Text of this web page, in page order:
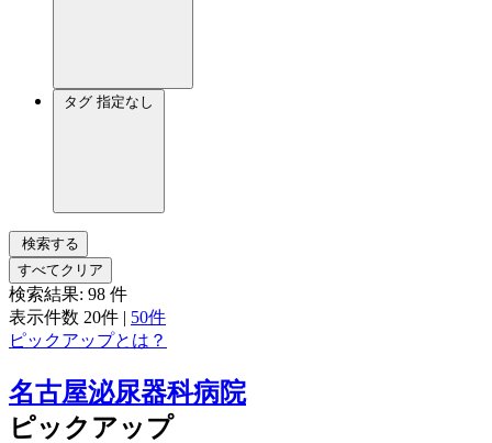
タグ 指定なし
検索する
すべてクリア
検索結果: 98 件
表示件数 20件 | 50件
ピックアップとは？
名古屋泌尿器科病院
ピックアップ